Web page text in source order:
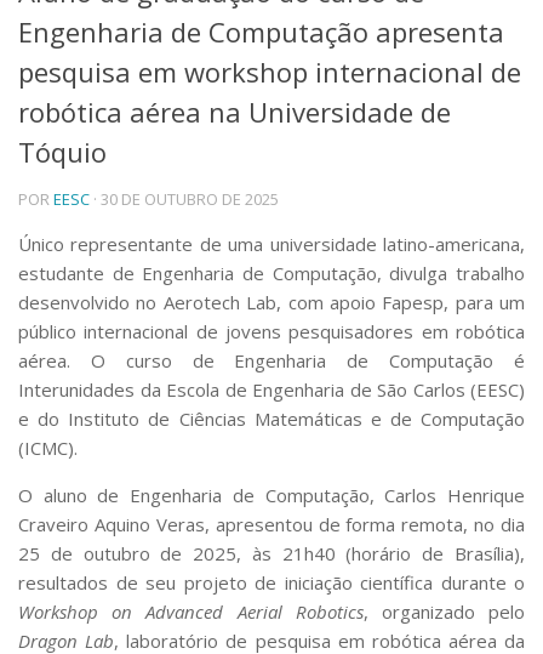
Telefones e Mapas
Pessoas
Ensino
Graduação
Pós-Graduação
Cursos de Extensão
Pesquisa e Inovação
Linhas de Pesquisa
Centros, Núcleos e Projetos em Rede
Iniciação Científica
Transferência de Tecnologia
Empresas Juniores
Extensão à Comunidade
Artes, Cultura e Esportes
Museus e Espaços Interativos
Serviços
Bibliotecas
Apoio ao Estudante
Segurança, Trânsito e Prevenção
Engenharia de Computação apresenta
pesquisa em workshop internacional de
robótica aérea na Universidade de
Tóquio
POREESC · 30 DE OUTUBRO DE 2025
Único representante de uma universidade latino-americana,
estudante de Engenharia de Computação, divulga trabalho
desenvolvido no Aerotech Lab, com apoio Fapesp, para um
público internacional de jovens pesquisadores em robótica
aérea. O curso de Engenharia de Computação é
Interunidades da Escola de Engenharia de São Carlos (EESC)
e do Instituto de Ciências Matemáticas e de Computação
(ICMC).
O aluno de Engenharia de Computação, Carlos Henrique
Craveiro Aquino Veras, apresentou de forma remota, no dia
25 de outubro de 2025, às 21h40 (horário de Brasília),
resultados de seu projeto de iniciação científica durante o
Workshop on Advanced Aerial Robotics, organizado pelo
Dragon Lab, laboratório de pesquisa em robótica aérea da